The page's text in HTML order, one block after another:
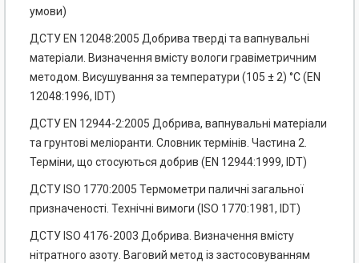
умови)
ДСТУ EN 12048:2005 Добрива тверді та вапнувальні
матеріали. Визначення вмісту вологи гравіметричним
методом. Висушування за температури (105 ± 2) °С (EN
12048:1996, IDT)
ДСТУ EN 12944-2:2005 Добрива, вапнувальні матеріали
та грунтові меліоранти. Словник термінів. Частина 2.
Терміни, що стосуються добрив (EN 12944:1999, IDT)
ДСТУ ISO 1770:2005 Термометри паличні загальної
призначеності. Технічні вимоги (ISO 1770:1981, IDT)
ДСТУ ISO 4176-2003 Добрива. Визначення вмісту
нітратного азоту. Ваговий метод із застосовуванням